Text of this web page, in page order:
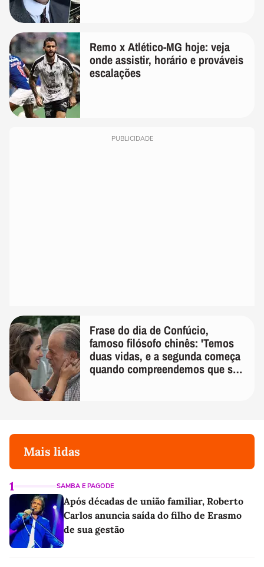
Remo x Atlético-MG hoje: veja
onde assistir, horário e prováveis
escalações
PUBLICIDADE
Frase do dia de Confúcio,
famoso filósofo chinês: 'Temos
duas vidas, e a segunda começa
quando compreendemos que só
Mais lidas
1 SAMBA E PAGODE
Após décadas de união familiar, Roberto
Carlos anuncia saída do filho de Erasmo
de sua gestão